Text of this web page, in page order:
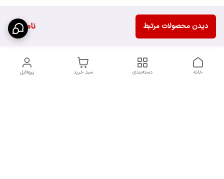
ناموجود دیدن محصولات مرتبط
پروفایل سبد خرید دسته‌بندی خانه